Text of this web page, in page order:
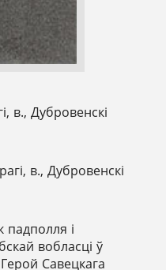
в., Дубровенскі
в., Дубровенскі
падполля і
вобласці ў
Савецкага